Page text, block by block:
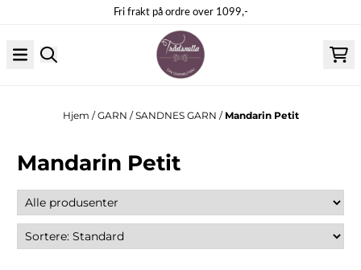
Fri frakt på ordre over 1099,-
Hjem /GARN /SANDNES GARN / Mandarin Petit
Mandarin Petit